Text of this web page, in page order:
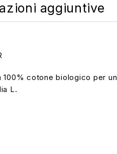
aggiuntive
100% cotone biologico
L.